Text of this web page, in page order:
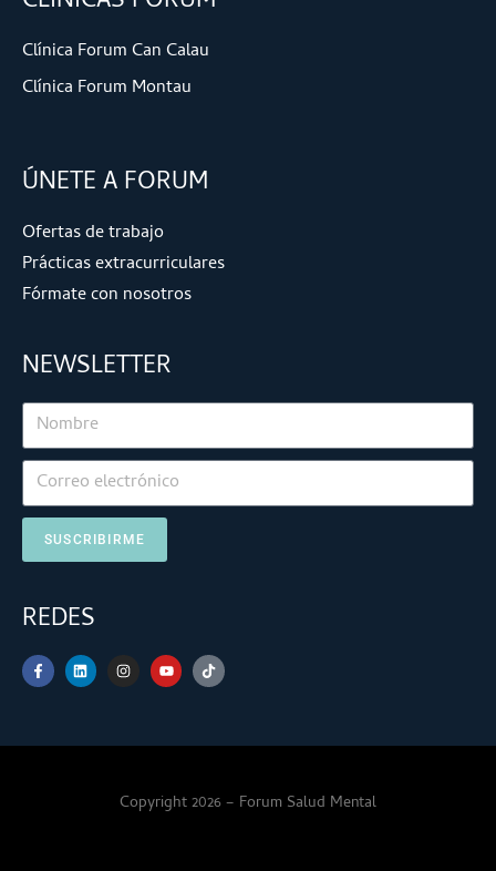
Clínica Forum Can Calau
Clínica Forum Montau
ÚNETE A FORUM
Ofertas de trabajo
Prácticas extracurriculares
Fórmate con nosotros
NEWSLETTER
SUSCRIBIRME
REDES
Copyright 2026 – Forum Salud Mental